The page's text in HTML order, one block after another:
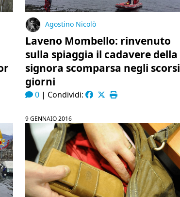
Agostino Nicolò
Laveno Mombello: rinvenuto
sulla spiaggia il cadavere della
signora scomparsa negli scorsi
giorni
0 | Condividi:
9 GENNAIO 2016